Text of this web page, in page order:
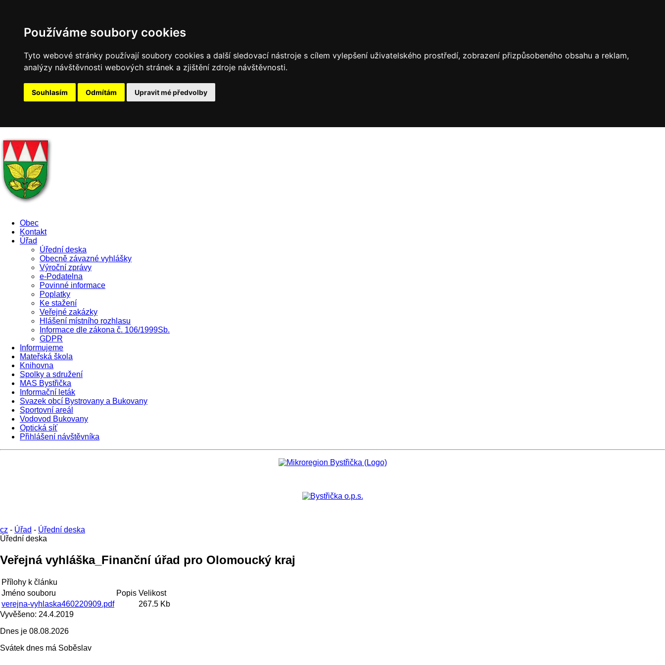
Používáme soubory cookies
Tyto webové stránky používají soubory cookies a další sledovací nástroje s cílem vylepšení uživatelského prostředí, zobrazení přizpůsobeného obsahu a reklam,
analýzy návštěvnosti webových stránek a zjištění zdroje návštěvnosti.
Souhlasím Odmítám Upravit mé předvolby
Obec
Kontakt
Úřad
Úřední deska
Obecně závazné vyhlášky
Výroční zprávy
e-Podatelna
Povinné informace
Poplatky
Ke stažení
Veřejné zakázky
Hlášení místního rozhlasu
Informace dle zákona č. 106/1999Sb.
GDPR
Informujeme
Mateřská škola
Knihovna
Spolky a sdružení
MAS Bystřička
Informační leták
Svazek obcí Bystrovany a Bukovany
Sportovní areál
Vodovod Bukovany
Optická síť
Přihlášení návštěvníka
cz - Úřad - Úřední deska
Úřední deska
Veřejná vyhláška_Finanční úřad pro Olomoucký kraj
Přílohy k článku
Jméno souboru
Popis Velikost
verejna-vyhlaska460220909.pdf
267.5 Kb
Vyvěšeno: 24.4.2019
Dnes je 08.08.2026
Svátek dnes má Soběslav